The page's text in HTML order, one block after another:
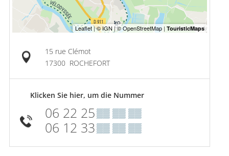
15 rue Clémot
17300 ROCHEFORT
Klicken Sie hier, um die Nummer
06 22 25▒▒ ▒▒ ▒▒
06 12 33▒▒ ▒▒ ▒▒